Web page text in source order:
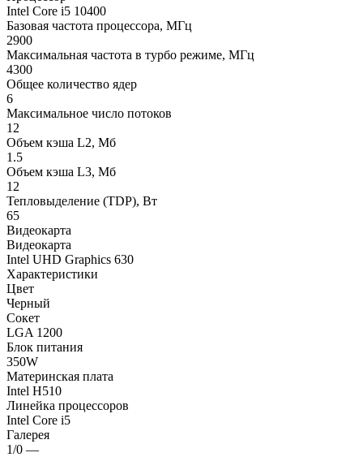
Intel Core i5 10400
Базовая частота процессора, МГц
2900
Максимальная частота в турбо режиме, МГц
4300
Общее количество ядер
6
Максимальное число потоков
12
Объем кэша L2, Мб
1.5
Объем кэша L3, Мб
12
Тепловыделение (TDP), Вт
65
Видеокарта
Видеокарта
Intel UHD Graphics 630
Характеристики
Цвет
Черный
Сокет
LGA 1200
Блок питания
350W
Материнская плата
Intel H510
Линейка процессоров
Intel Core i5
Галерея
1/0 —